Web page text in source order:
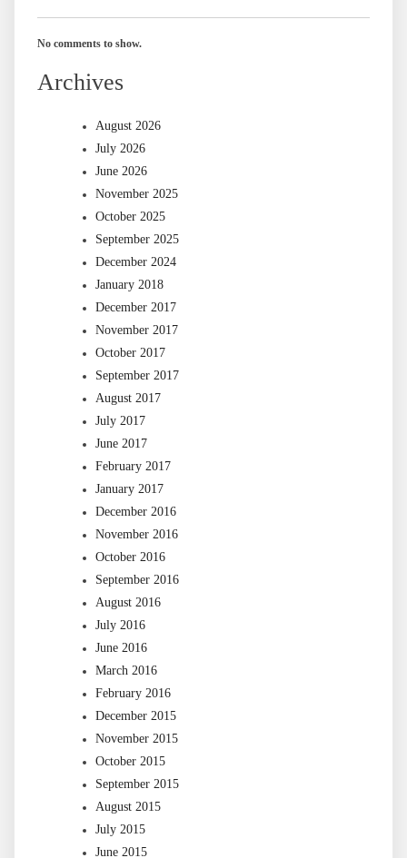
No comments to show.
Archives
August 2026
July 2026
June 2026
November 2025
October 2025
September 2025
December 2024
January 2018
December 2017
November 2017
October 2017
September 2017
August 2017
July 2017
June 2017
February 2017
January 2017
December 2016
November 2016
October 2016
September 2016
August 2016
July 2016
June 2016
March 2016
February 2016
December 2015
November 2015
October 2015
September 2015
August 2015
July 2015
June 2015